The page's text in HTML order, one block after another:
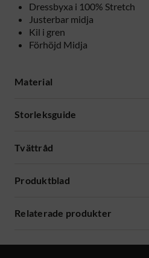
Dressbyxa i 100% Stretch
Justerbar midja
Kil i gren
Förhöjd Midja
Material
Storleksguide
Tvättråd
Produktblad
Relaterade produkter